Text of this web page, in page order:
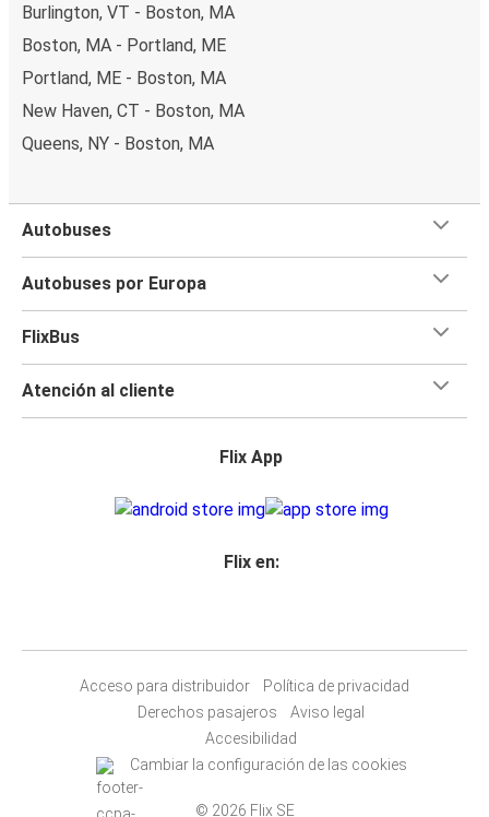
Burlington, VT - Boston, MA
Boston, MA - Portland, ME
Portland, ME - Boston, MA
New Haven, CT - Boston, MA
Queens, NY - Boston, MA
Autobuses
Autobuses por Europa
FlixBus
Atención al cliente
Flix App
Flix en:
Acceso para distribuidor
Política de privacidad
Derechos pasajeros
Aviso legal
Accesibilidad
Cambiar la configuración de las cookies
© 2026 Flix SE